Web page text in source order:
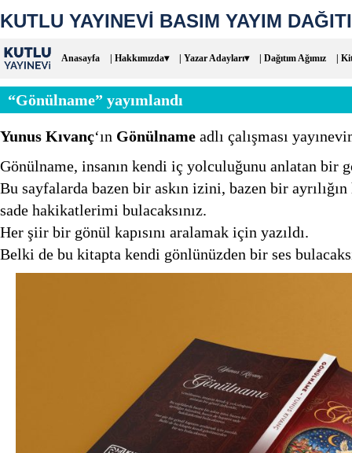
KUTLU YAYINEVİ BASIM YAYIM
Anasayfa | Hakkımızda▾ | Yazar Adayları▾ | Dağıtım Ağımız |
“Gönülname” yayımlandı
Yunus Kıvanç‘ın Gönülname adlı çalışması
Gönülname, insanın kendi iç yolculuğunu anlatan bir
Bu sayfalarda bazen bir askın izini, bazen bir ayrılığın
sade hakikatlerimi bulacaksınız.
Her şiir bir gönül kapısını aralamak için yazıldı.
Belki de bu kitapta kendi gönlünüzden bir ses